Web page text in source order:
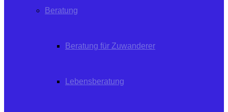
Beratung
Beratung für Zuwanderer
Lebensberatung